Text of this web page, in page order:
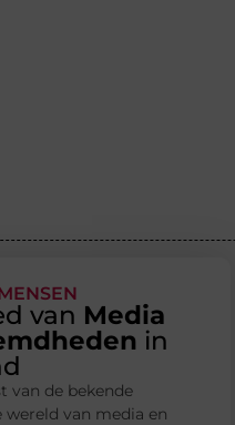
van Media
in
van de bekende
wereld van media en